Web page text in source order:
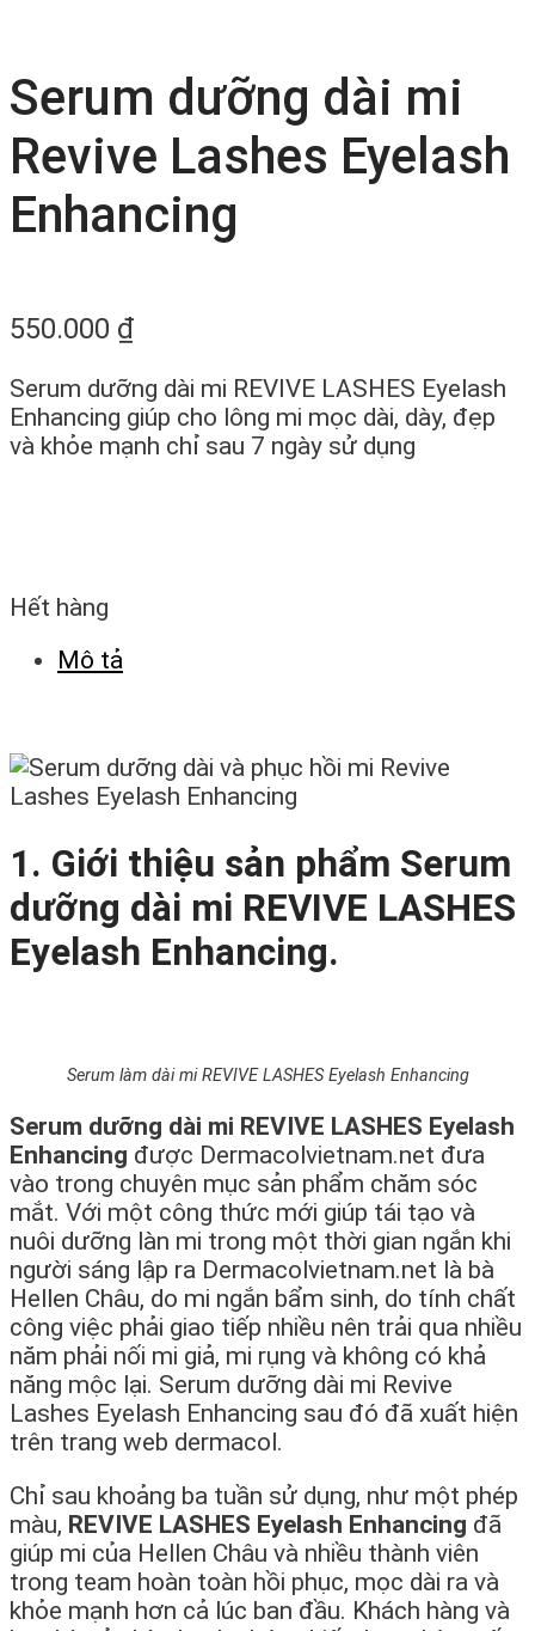
Serum dưỡng dài mi
Revive Lashes Eyelash
Enhancing
550.000 ₫
Serum dưỡng dài mi REVIVE LASHES Eyelash
Enhancing giúp cho lông mi mọc dài, dày, đẹp
và khỏe mạnh chỉ sau 7 ngày sử dụng
Hết hàng
Mô tả
1. Giới thiệu sản phẩm Serum
dưỡng dài mi REVIVE LASHES
Eyelash Enhancing.
Serum làm dài mi REVIVE LASHES Eyelash Enhancing
Serum dưỡng dài mi REVIVE LASHES Eyelash
Enhancing được Dermacolvietnam.net đưa
vào trong chuyên mục sản phẩm chăm sóc
mắt. Với một công thức mới giúp tái tạo và
nuôi dưỡng làn mi trong một thời gian ngắn khi
người sáng lập ra Dermacolvietnam.net là bà
Hellen Châu, do mi ngắn bẩm sinh, do tính chất
công việc phải giao tiếp nhiều nên trải qua nhiều
năm phải nối mi giả, mi rụng và không có khả
năng mộc lại. Serum dưỡng dài mi Revive
Lashes Eyelash Enhancing sau đó đã xuất hiện
trên trang web dermacol.
Chỉ sau khoảng ba tuần sử dụng, như một phép
màu, REVIVE LASHES Eyelash Enhancing đã
giúp mi của Hellen Châu và nhiều thành viên
trong team hoàn toàn hồi phục, mọc dài ra và
khỏe mạnh hơn cả lúc ban đầu. Khách hàng và